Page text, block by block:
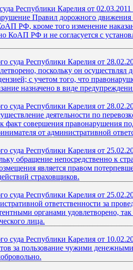
Республики Карелия от
Правил дорожного
РФ, кроме того изменение
КоАП РФ и не согласуется с
суда Республики Карелия от
поскольку он
с учетом того, что
назначено в виде
суда Республики Карелия от
деятельности по
факт совершения правонарушения
от административной
суда Республики Карелия от
обращение непосредственно к
является правом
страховщиков.
суда Республики Карелия от
ответственности за
органами удовлетворено,
лица.
суда Республики Карелия от
за пользование чужими